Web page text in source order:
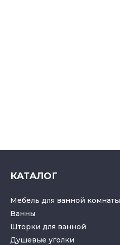
КАТАЛОГ
Мебель для ванной комнаты
Ванны
Шторки для ванной
Душевые уголки